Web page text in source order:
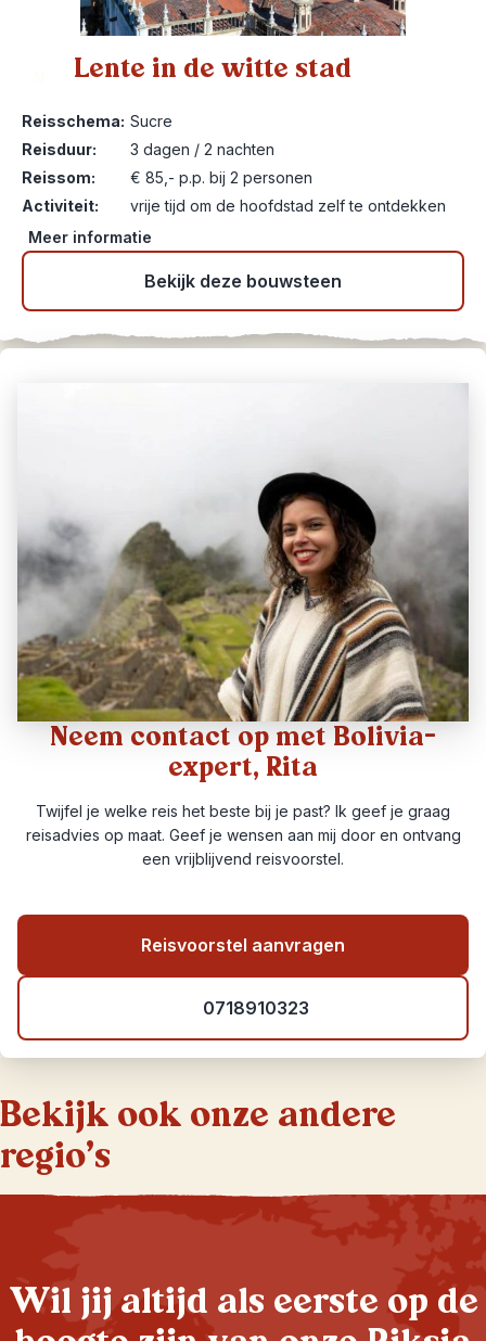
Lente in de witte stad
Reisschema: Sucre
Reisduur:
3 dagen / 2 nachten
Reissom:
€ 85,- p.p. bij 2 personen
Activiteit:
vrije tijd om de hoofdstad zelf te ontdekken
Meer informatie
Bekijk deze bouwsteen
Neem contact op met Bolivia-
expert, Rita
Twijfel je welke reis het beste bij je past? Ik geef je graag
reisadvies op maat. Geef je wensen aan mij door en ontvang
een vrijblijvend reisvoorstel.
Reisvoorstel aanvragen
0718910323
Bekijk ook onze andere
regio's
Wil jij altijd als eerste op de